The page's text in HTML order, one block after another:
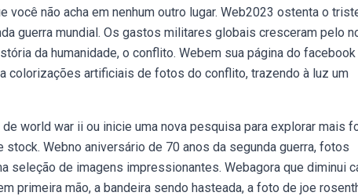
não acha em nenhum outro lugar. Web2023 ostenta o
guerra mundial. Os gastos militares globais cresceram pelo
da humanidade, o conflito. Webem sua página do facebook
colorizações artificiais de fotos do conflito, trazendo à luz um
world war ii ou inicie uma nova pesquisa para explorar mais
Webno aniversário de 70 anos da segunda guerra, fotos
seleção de imagens impressionantes. Webagora que diminui
primeira mão, a bandeira sendo hasteada, a foto de joe